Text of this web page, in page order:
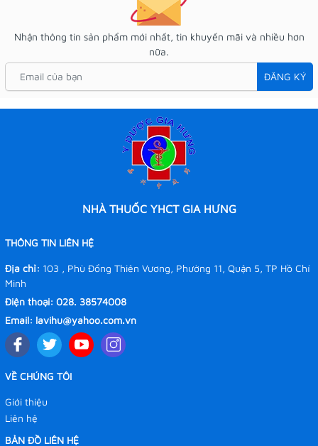
Nhận thông tin sản phẩm mới nhất, tin khuyến mãi và nhiều hơn
nữa.
ĐĂNG KÝ
NHÀ THUỐC YHCT GIA HƯNG
THÔNG TIN LIÊN HỆ
Địa chỉ: 103 , Phù Đổng Thiên Vương, Phường 11, Quận 5, TP Hồ Chí
Minh
Điện thoại: 028. 38574008
Email: lavihu@yahoo.com.vn
VỀ CHÚNG TÔI
Giới thiệu
Liên hệ
BẢN ĐỒ LIÊN HỆ